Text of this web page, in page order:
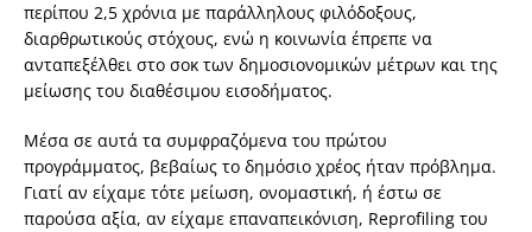
περίπου 2,5 χρόνια με παράλληλους φιλόδοξους,
διαρθρωτικούς στόχους, ενώ η κοινωνία έπρεπε να
ανταπεξέλθει στο σοκ των δημοσιονομικών μέτρων και της
μείωσης του διαθέσιμου εισοδήματος.
Μέσα σε αυτά τα συμφραζόμενα του πρώτου
προγράμματος, βεβαίως το δημόσιο χρέος ήταν πρόβλημα.
Γιατί αν είχαμε τότε μείωση, ονομαστική, ή έστω σε
παρούσα αξία, αν είχαμε επαναπεικόνιση, Reprofiling του